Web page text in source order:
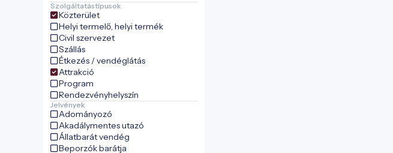
Szolgáltatástípusok
Közterület
Helyi termelő, helyi termék
Civil szervezet
Szállás
Étkezés / vendéglátás
Attrakció
Program
Rendezvényhelyszín
Jelvények
Adományozó
Akadálymentes utazó
Állatbarát vendég
Beporzók barátja